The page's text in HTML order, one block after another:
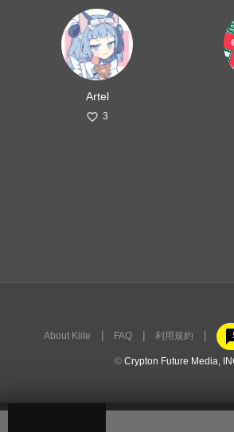
Artel
3
About Kiite FAQ 利用規約
© Crypton Future Media,